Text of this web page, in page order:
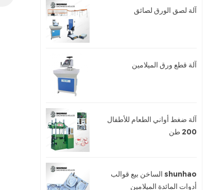
آلة لصق الورق لصائق
آلة قطع ورق الميلامين
آلة ضغط أواني الطعام للأطفال
200 طن
shunhao الساخن بيع قوالب
أدوات المائدة الميلامين